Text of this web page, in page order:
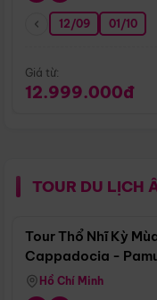
12/09 01/10
Giá từ:
12.999.000đ
TOUR DU LỊCH
Tour Thổ Nhĩ Kỳ
Cappadocia -
Hồ Chí Minh